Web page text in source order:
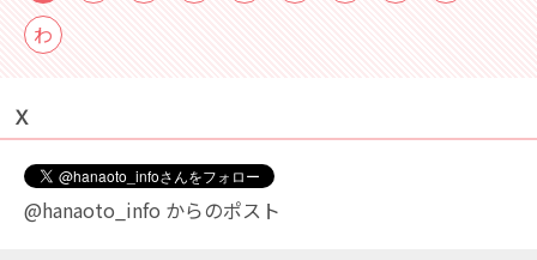
わ
Ｘ
@hanaoto_info からのポスト